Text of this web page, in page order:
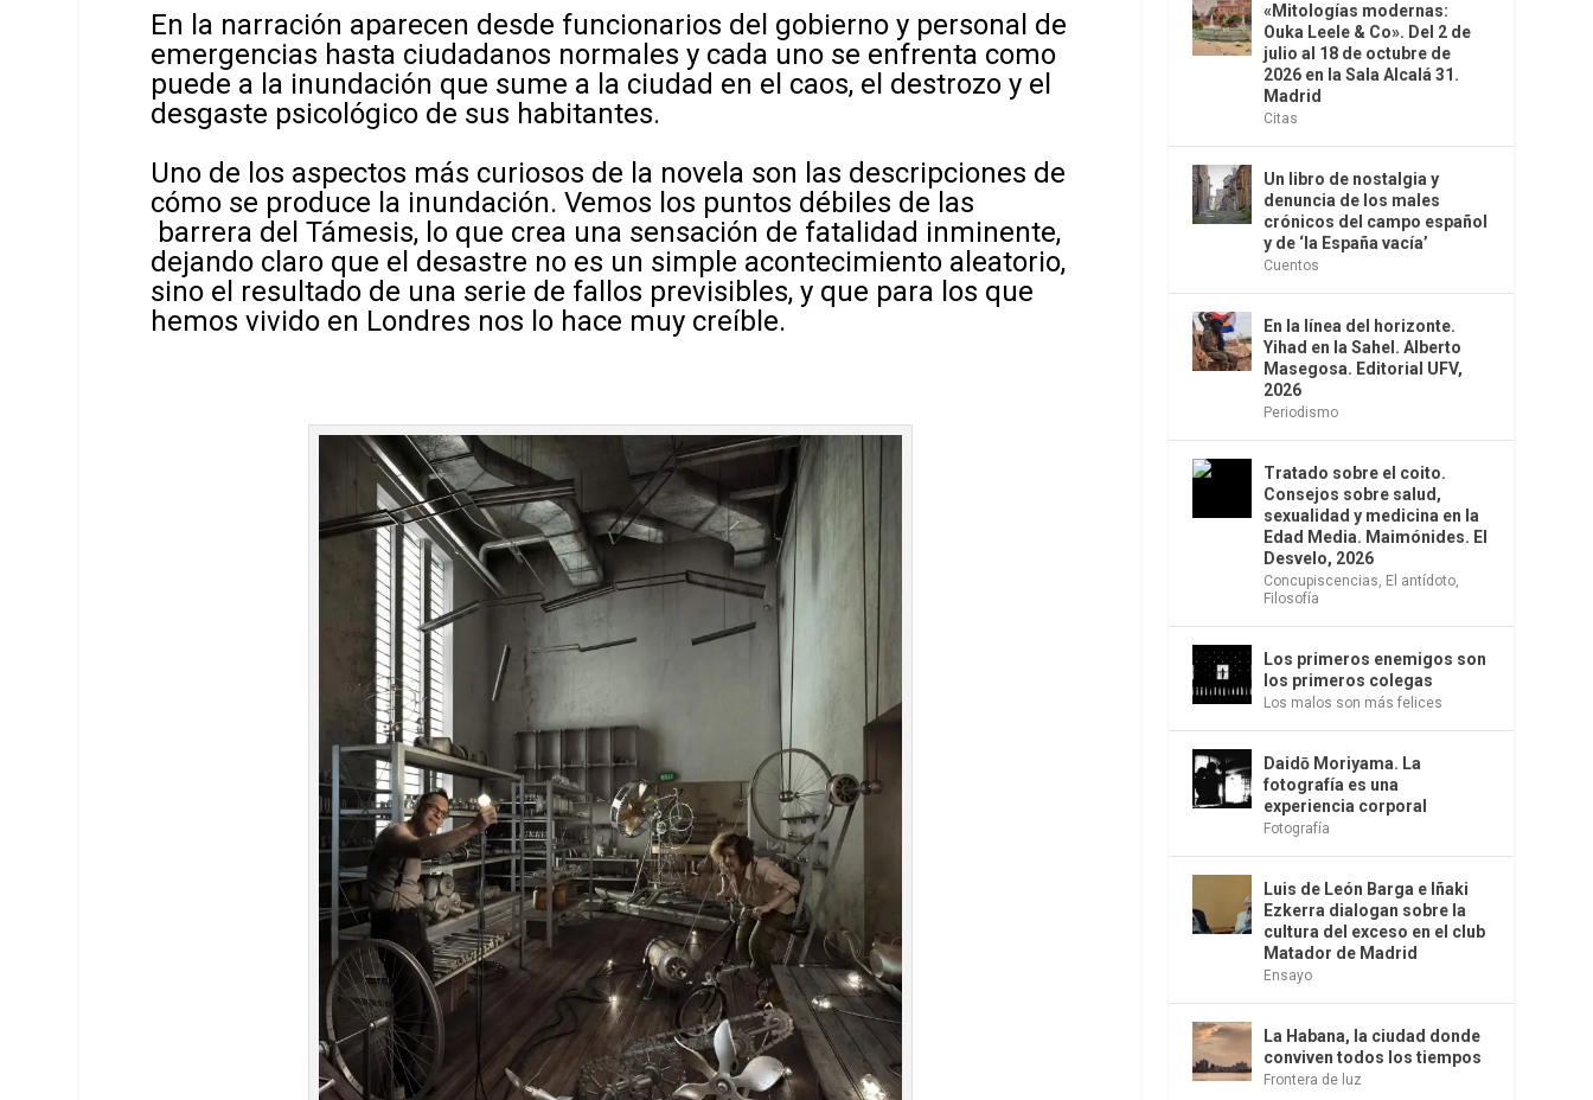
En la narración aparecen desde funcionarios del gobierno y personal de
emergencias hasta ciudadanos normales y cada uno se enfrenta como
puede a la inundación que sume a la ciudad en el caos, el destrozo y el
desgaste psicológico de sus habitantes.
Uno de los aspectos más curiosos de la novela son las descripciones de
cómo se produce la inundación. Vemos los puntos débiles de las
barrera del Támesis, lo que crea una sensación de fatalidad inminente,
dejando claro que el desastre no es un simple acontecimiento aleatorio,
sino el resultado de una serie de fallos previsibles, y que para los que
hemos vivido en Londres nos lo hace muy creíble.
«Mitologías modernas:
Ouka Leele & Co». Del 2 de
julio al 18 de octubre de
2026 en la Sala Alcalá 31.
Madrid
Citas
Un libro de nostalgia y
denuncia de los males
crónicos del campo español
y de ‘la España vacía’
Cuentos
En la línea del horizonte.
Yihad en la Sahel. Alberto
Masegosa. Editorial UFV,
2026
Periodismo
Tratado sobre el coito.
Consejos sobre salud,
sexualidad y medicina en la
Edad Media. Maimónides. El
Desvelo, 2026
Concupiscencias, El antídoto,
Filosofía
Los primeros enemigos son
los primeros colegas
Los malos son más felices
Daidō Moriyama. La
fotografía es una
experiencia corporal
Fotografía
Luis de León Barga e Iñaki
Ezkerra dialogan sobre la
cultura del exceso en el club
Matador de Madrid
Ensayo
La Habana, la ciudad donde
conviven todos los tiempos
Frontera de luz